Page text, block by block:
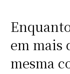
em mais
mesma